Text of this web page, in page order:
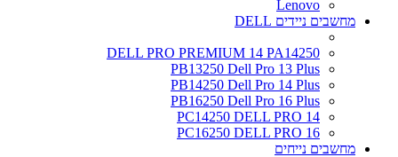
Lenovo
מחשבים ניידים DELL
DELL PRO PREMIUM 14 PA14250
PB13250 Dell Pro 13 Plus
PB14250 Dell Pro 14 Plus
PB16250 Dell Pro 16 Plus
PC14250 DELL PRO 14
PC16250 DELL PRO 16
מחשבים נייחים